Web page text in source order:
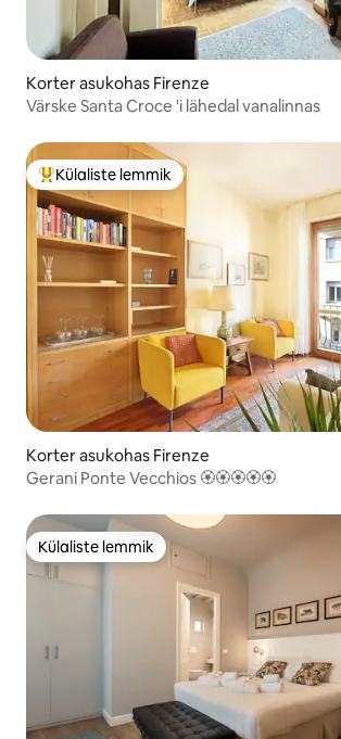
Korter asukohas Firenze
Värske Santa Croce 'i lähedal vanalinnas
Külaliste suur lemmik
Külaliste lemmik
Korter asukohas Firenze
Gerani Ponte Vecchios 🏵🏵🏵🏵🏵
Külaliste lemmik
Külaliste lemmik